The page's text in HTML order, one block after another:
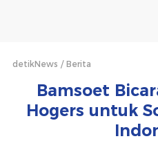
detikNews Berita
Bamsoet
Hogers untuk